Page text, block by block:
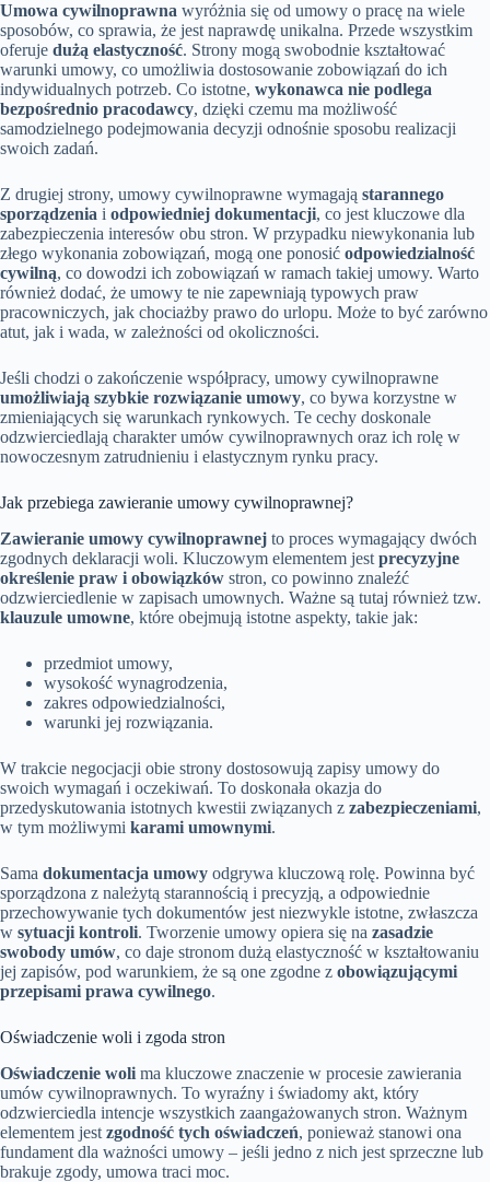
Umowa cywilnoprawna wyróżnia się od umowy o pracę na wiele
sposobów, co sprawia, że jest naprawdę unikalna. Przede wszystkim
oferuje dużą elastyczność. Strony mogą swobodnie kształtować
warunki umowy, co umożliwia dostosowanie zobowiązań do ich
indywidualnych potrzeb. Co istotne, wykonawca nie podlega
bezpośrednio pracodawcy, dzięki czemu ma możliwość
samodzielnego podejmowania decyzji odnośnie sposobu realizacji
swoich zadań.
Z drugiej strony, umowy cywilnoprawne wymagają starannego
sporządzenia i odpowiedniej dokumentacji, co jest kluczowe dla
zabezpieczenia interesów obu stron. W przypadku niewykonania lub
złego wykonania zobowiązań, mogą one ponosić odpowiedzialność
cywilną, co dowodzi ich zobowiązań w ramach takiej umowy. Warto
również dodać, że umowy te nie zapewniają typowych praw
pracowniczych, jak chociażby prawo do urlopu. Może to być zarówno
atut, jak i wada, w zależności od okoliczności.
Jeśli chodzi o zakończenie współpracy, umowy cywilnoprawne
umożliwiają szybkie rozwiązanie umowy, co bywa korzystne w
zmieniających się warunkach rynkowych. Te cechy doskonale
odzwierciedlają charakter umów cywilnoprawnych oraz ich rolę w
nowoczesnym zatrudnieniu i elastycznym rynku pracy.
Jak przebiega zawieranie umowy cywilnoprawnej?
Zawieranie umowy cywilnoprawnej to proces wymagający dwóch
zgodnych deklaracji woli. Kluczowym elementem jest precyzyjne
określenie praw i obowiązków stron, co powinno znaleźć
odzwierciedlenie w zapisach umownych. Ważne są tutaj również tzw.
klauzule umowne, które obejmują istotne aspekty, takie jak:
przedmiot umowy,
wysokość wynagrodzenia,
zakres odpowiedzialności,
warunki jej rozwiązania.
W trakcie negocjacji obie strony dostosowują zapisy umowy do
swoich wymagań i oczekiwań. To doskonała okazja do
przedyskutowania istotnych kwestii związanych z zabezpieczeniami,
w tym możliwymi karami umownymi.
Sama dokumentacja umowy odgrywa kluczową rolę. Powinna być
sporządzona z należytą starannością i precyzją, a odpowiednie
przechowywanie tych dokumentów jest niezwykle istotne, zwłaszcza
w sytuacji kontroli. Tworzenie umowy opiera się na zasadzie
swobody umów, co daje stronom dużą elastyczność w kształtowaniu
jej zapisów, pod warunkiem, że są one zgodne z obowiązującymi
przepisami prawa cywilnego.
Oświadczenie woli i zgoda stron
Oświadczenie woli ma kluczowe znaczenie w procesie zawierania
umów cywilnoprawnych. To wyraźny i świadomy akt, który
odzwierciedla intencje wszystkich zaangażowanych stron. Ważnym
elementem jest zgodność tych oświadczeń, ponieważ stanowi ona
fundament dla ważności umowy – jeśli jedno z nich jest sprzeczne lub
brakuje zgody, umowa traci moc.